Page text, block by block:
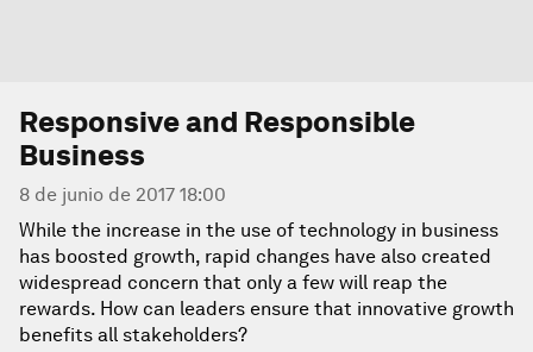
Responsive and Responsible
Business
8 de junio de 2017 18:00
While the increase in the use of technology in business
has boosted growth, rapid changes have also created
widespread concern that only a few will reap the
rewards. How can leaders ensure that innovative growth
benefits all stakeholders?